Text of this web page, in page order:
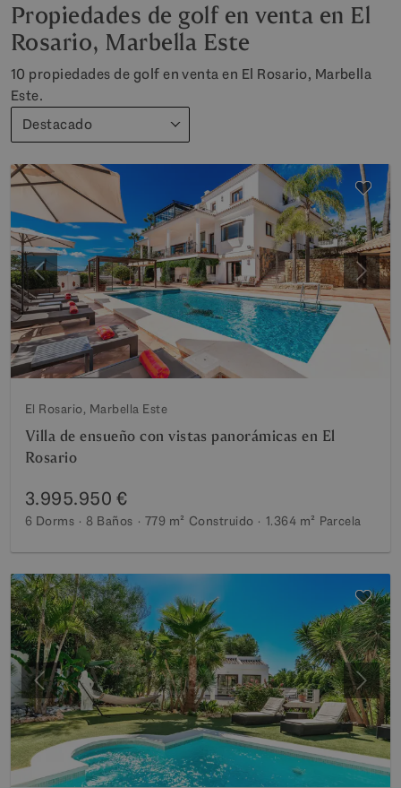
Propiedades de golf en venta en El
Rosario, Marbella Este
10 propiedades de golf en venta en El Rosario, Marbella
Este.
Destacado
Anterior
El Rosario, Marbella Este
Villa de ensueño con vistas panorámicas en El
Rosario
3.995.950 €
6 Dorms 8 Baños 779 m² Construido 1.364 m² Parcela
Anterior